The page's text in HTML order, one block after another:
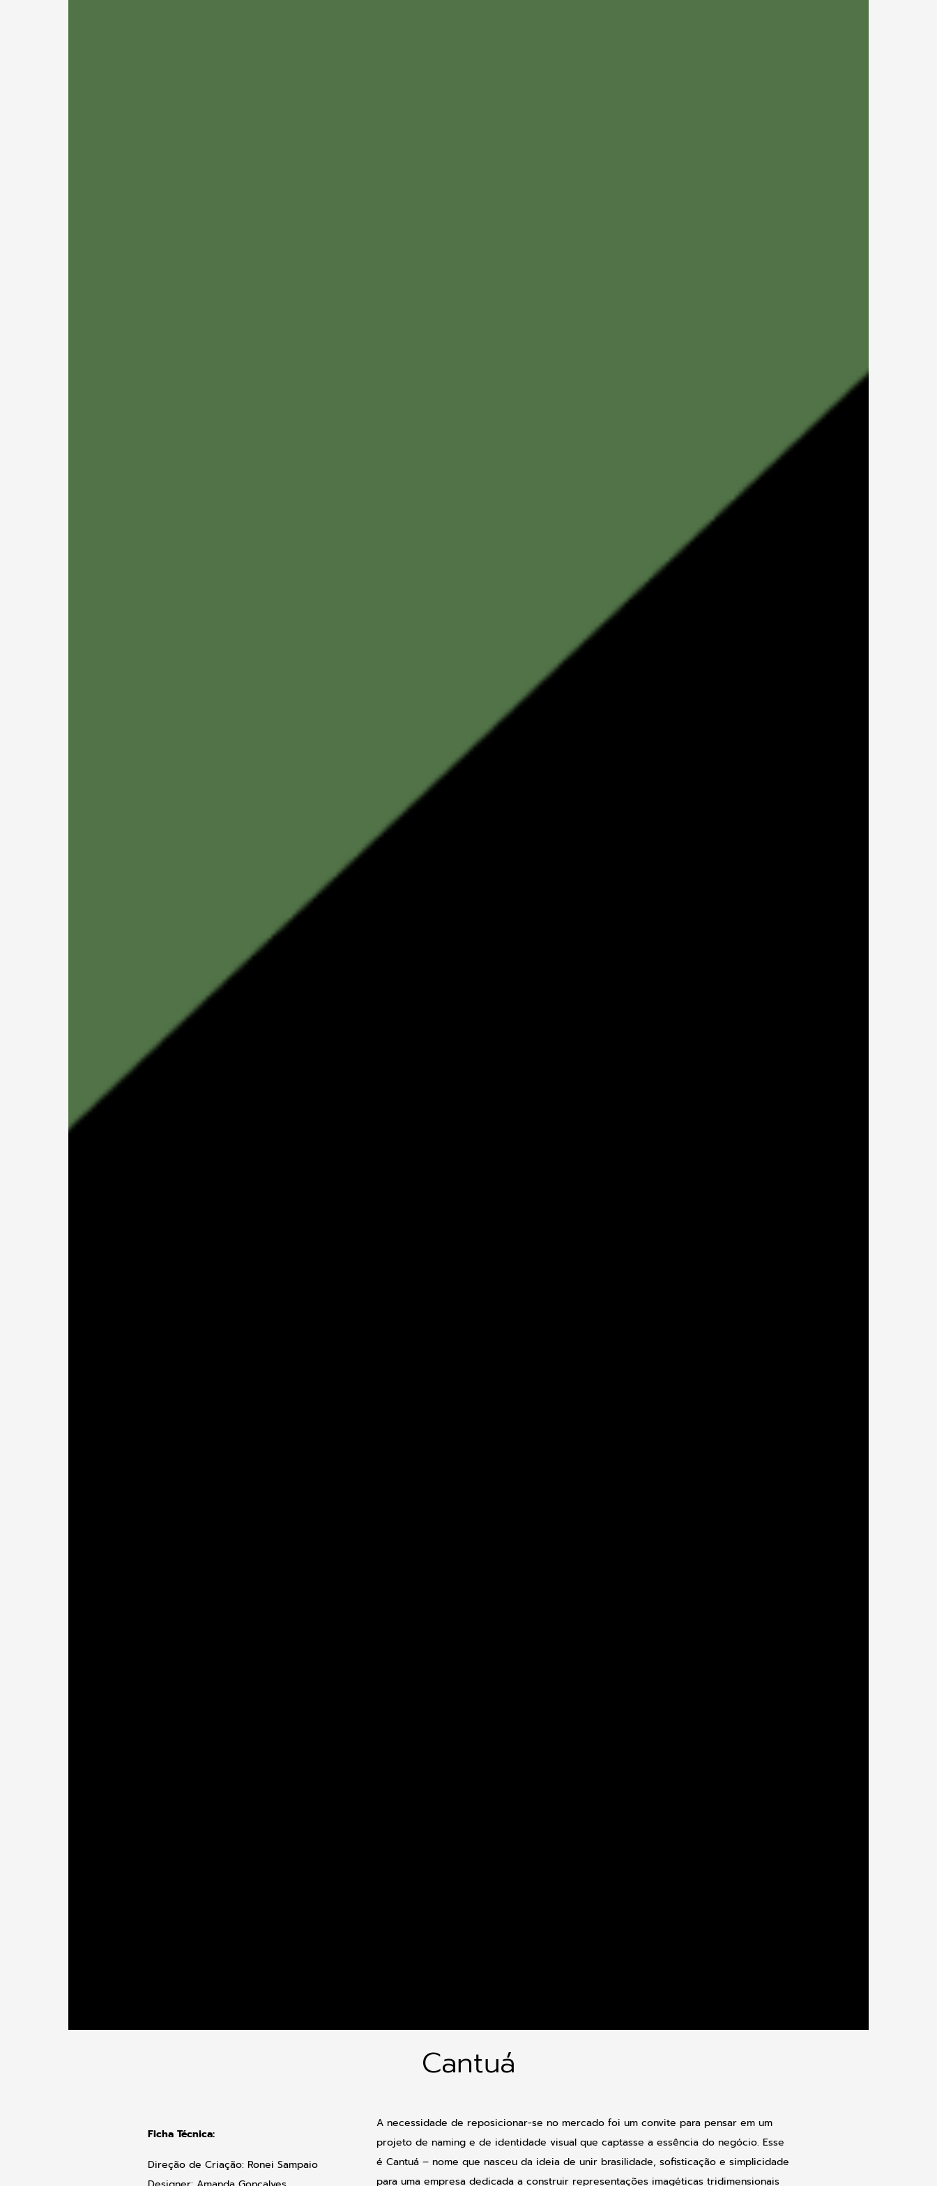
Cantuá
Ficha Técnica:
Direção de Criação: Ronei Sampaio
A necessidade de reposicionar-se no mercado foi um convite para pensar em um
projeto de naming e de identidade visual que captasse a essência do negócio. Esse
é Cantuá – nome que nasceu da ideia de unir brasilidade, sofisticação e simplicidade
para uma empresa dedicada a construir representações imagéticas tridimensionais